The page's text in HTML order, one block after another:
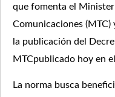
que fomenta el
Comunicaciones (MTC)
la publicación del
MTCpublicado hoy en
La norma busca